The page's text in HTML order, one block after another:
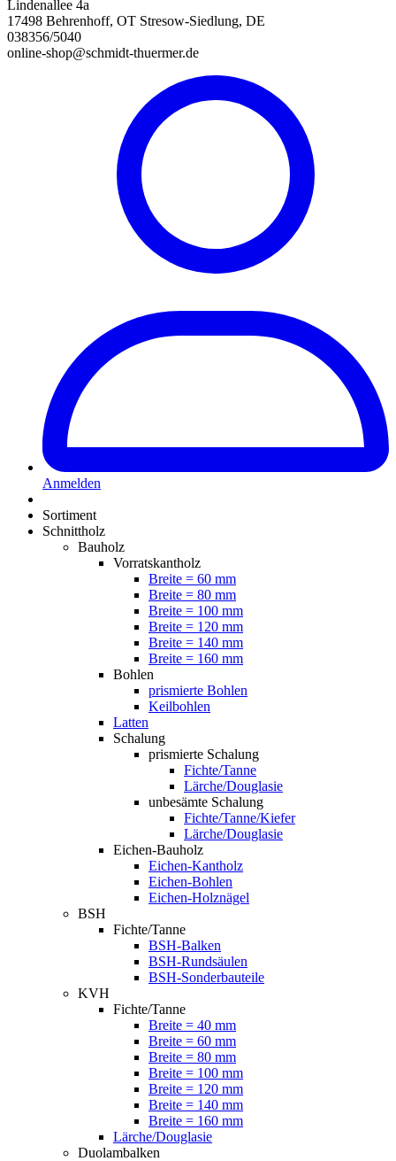
Lindenallee 4a
17498 Behrenhoff, OT Stresow-Siedlung, DE
038356/5040
online-shop@schmidt-thuermer.de
Anmelden
Sortiment
Schnittholz
Bauholz
Vorratskantholz
Breite = 60 mm
Breite = 80 mm
Breite = 100 mm
Breite = 120 mm
Breite = 140 mm
Breite = 160 mm
Bohlen
prismierte Bohlen
Keilbohlen
Latten
Schalung
prismierte Schalung
Fichte/Tanne
Lärche/Douglasie
unbesämte Schalung
Fichte/Tanne/Kiefer
Lärche/Douglasie
Eichen-Bauholz
Eichen-Kantholz
Eichen-Bohlen
Eichen-Holznägel
BSH
Fichte/Tanne
BSH-Balken
BSH-Rundsäulen
BSH-Sonderbauteile
KVH
Fichte/Tanne
Breite = 40 mm
Breite = 60 mm
Breite = 80 mm
Breite = 100 mm
Breite = 120 mm
Breite = 140 mm
Breite = 160 mm
Lärche/Douglasie
Duolambalken